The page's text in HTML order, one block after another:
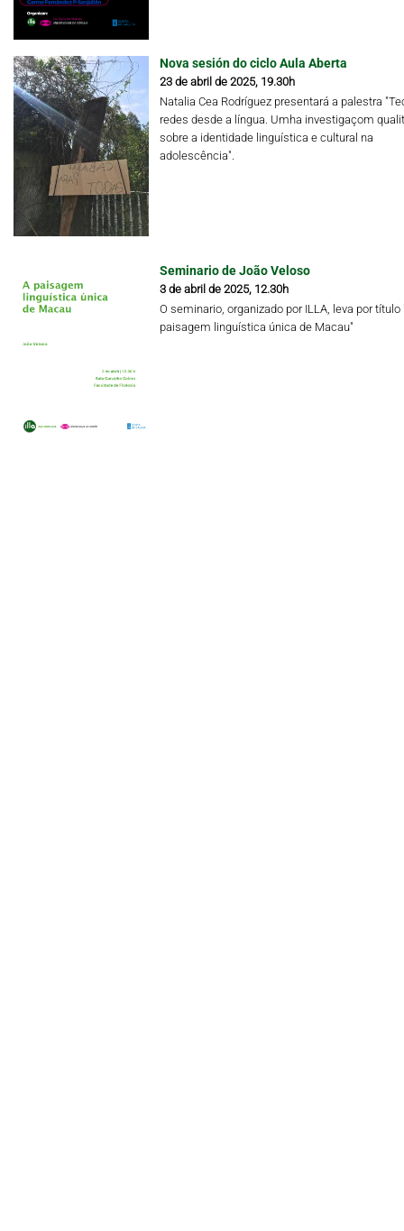
Nova sesión do ciclo Aula Aberta
23 de abril de 2025, 19.30h
Natalia Cea Rodríguez presentará a palestra
redes desde a língua. Umha investigaçom
sobre a identidade linguística e cultural na
adolescência".
Seminario de João Veloso
3 de abril de 2025, 12.30h
O seminario, organizado por ILLA, leva por título
paisagem linguística única de Macau"